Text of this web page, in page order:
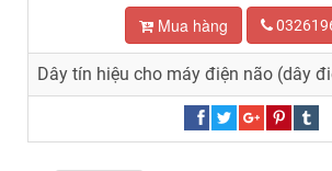
Mua hàng
Dây tín hiệu cho máy điện não (dây